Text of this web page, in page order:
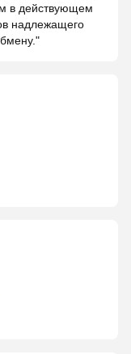
в действующем
надлежащего